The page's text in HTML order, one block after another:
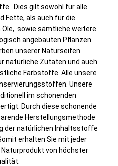
Dies gilt sowohl für alle
Fette, als auch für die
sowie sämtliche weitere
angebauten Pflanzen
unserer Naturseifen
natürliche Zutaten und auch
Farbstoffe. Alle unsere
Unsere
im schonenden
Durch diese schonende
Herstellungsmethode
der natürlichen Inhaltsstoffe
erhalten Sie mit jeder
Naturprodukt von höchster